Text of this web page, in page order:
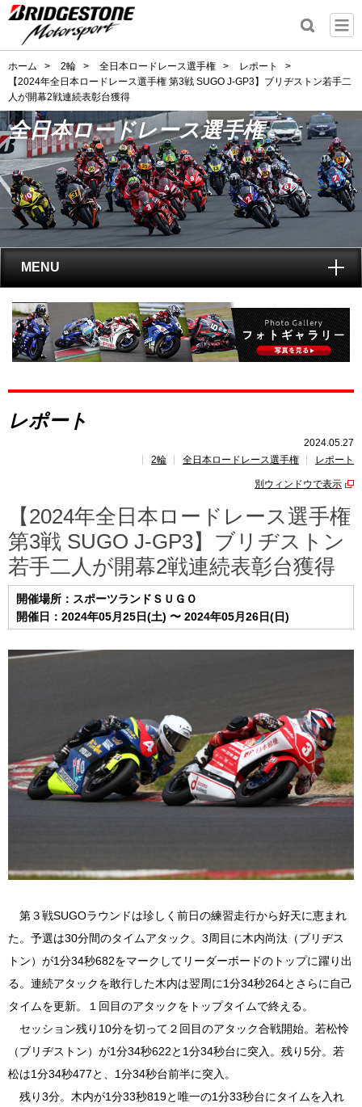
ホーム > 2輪 > 全日本ロードレース選手権 > レポート
>
【2024年全日本ロードレース選手権 第3戦 SUGO J-GP3】ブリヂストン若手二
人が開幕2戦連続表彰台獲得
全日本ロードレース選手権
MENU
トップ
全日本ロードレース選手権とは?
レポート
速報
ポイント ランキング
レポート
2024.05.27
2輪
全日本ロードレース選手権 レポート
別ウィンドウで表示
【2024年全日本ロードレース選手権
第3戦 SUGO J-GP3】ブリヂストン
若手二人が開幕2戦連続表彰台獲得
開催場所：スポーツランドＳＵＧＯ
開催日：2024年05月25日(土) 〜 2024年05月26日(日)
第３戦SUGOラウンドは珍しく前日の練習走行から好天に恵まれ
た。予選は30分間のタイムアタック。3周目に木内尚汰（ブリヂス
トン）が1分34秒682をマークしてリーダーボードのトップに躍り出
る。連続アタックを敢行した木内は翌周に1分34秒264とさらに自己
タイムを更新。１回目のアタックをトップタイムで終える。
セッション残り10分を切って２回目のアタック合戦開始。若松怜
（ブリヂストン）が1分34秒622と1分34秒台に突入。残り5分。若
松は1分34秒477と、1分34秒台前半に突入。
残り3分。木内が1分33秒819と唯一の1分33秒台にタイムを入れ